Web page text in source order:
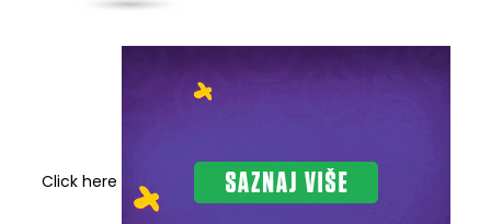
Click here